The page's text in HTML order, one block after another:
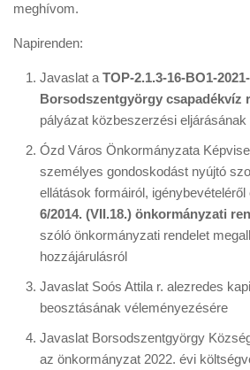
meghívom.
Napirenden:
Javaslat a TOP-2.1.3-16-BO1-
Borsodszentgyörgy csapadékvíz
pályázat közbeszerzési
Ózd Város Önkormányzata
személyes gondoskodást nyújtó
ellátások formáiról,
6/2014. (VII.18.) önkormányzati
szóló önkormányzati rendelet
hozzájárulásról
Javaslat Soós Attila r. alezredes
beosztásának véleményezésére
Javaslat Borsodszentgyörgy
az önkormányzat 2022. évi